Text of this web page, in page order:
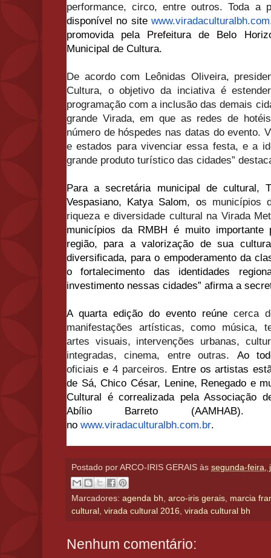
performance, circo, entre outros. Toda a p
disponível no site
promovida pela Prefeitura de Belo
Municipal de Cultura.
De acordo com Leônidas Oliveira,
Cultura, o objetivo da inciativa é
programação com a inclusão das demais
grande Virada, em que as redes de
número de hóspedes nas datas do evento.
e estados para vivenciar essa festa, e a
grande produto turístico das cidades”
Para a secretária municipal de cultural,
Vespasiano, Katya Salom, os municípios
riqueza e diversidade cultural na Virada
municípios da RMBH é muito
região, para a valorização de sua
diversificada, para o empoderamento da
o fortalecimento das identidades
investimento nessas cidades” afirma a
A quarta edição do evento reúne cerca
manifestações artísticas, como música,
artes visuais, intervenções urbanas,
integradas, cinema, entre outras. Ao
oficiais e 4 parceiros. Entre os artistas
de Sá, Chico César, Lenine, Renegado e
Cultural é correalizada pela Associação
Abílio Barreto (AAMHAB).
no www.viradaculturalbh.com.br.
Postado por ARCO-IRIS GERAIS às segunda-feira,
Marcadores: agenda bh, arco-iris gerais, marcia
cultural , virada cultural 2016, virada cultural bh
Nenhum comentário: